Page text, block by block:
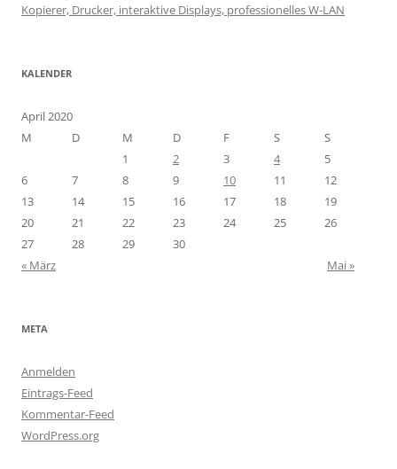
Kopierer, Drucker, interaktive Displays, professionelles W-LAN
KALENDER
April 2020
M
D M D F S
S
1
2 3 4
5
6
7 8 9 10 11
12
13
14 15 16 17 18
19
20
21 22 23 24 25
26
27
28 29
30
« März
Mai »
META
Anmelden
Eintrags-Feed
Kommentar-Feed
WordPress.org